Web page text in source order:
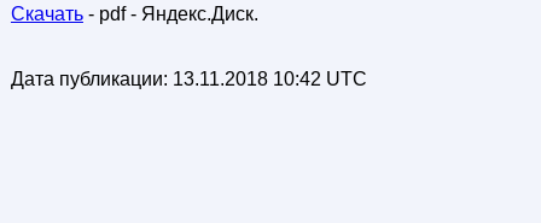
Скачать- pdf - Яндекс.Диск.
Дата публикации: 13.11.2018 10:42 UTC